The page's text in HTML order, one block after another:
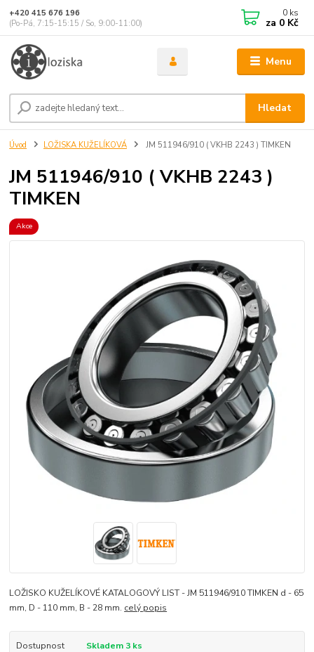
Menu
Hledat
+420 415 676 196
(Po-Pá, 7:15-15:15 / So, 9:00-11:00)
0 ks
za 0 Kč
Úvod LOŽISKA KUŽELÍKOVÁ JM 511946/910 ( VKHB 2243 ) TIMKEN
JM 511946/910 ( VKHB 2243 )
TIMKEN
Akce
LOŽISKO KUŽELÍKOVÉ KATALOGOVÝ LIST - JM 511946/910 TIMKEN d - 65
mm, D - 110 mm, B - 28 mm. celý popis
Dostupnost Skladem 3 ks